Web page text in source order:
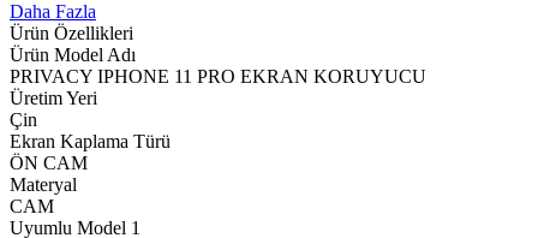
Daha Fazla
Ürün Özellikleri
Ürün Model Adı
PRIVACY IPHONE 11 PRO EKRAN KORUYUCU
Üretim Yeri
Çin
Ekran Kaplama Türü
ÖN CAM
Materyal
CAM
Uyumlu Model 1